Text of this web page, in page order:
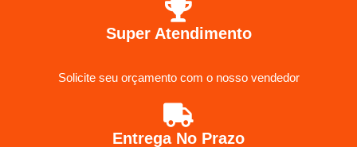
Super Atendimento
Solicite seu orçamento com o nosso vendedor
Entrega No Prazo